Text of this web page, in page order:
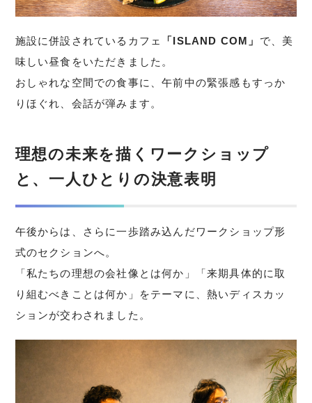
施設に併設されているカフェ 「ISLAND COM」 で、美
味しい昼食をいただきました。
おしゃれな空間での食事に、午前中の緊張感もすっか
りほぐれ、会話が弾みます。
理想の未来を描くワークショップ
と、一人ひとりの決意表明
午後からは、さらに一歩踏み込んだワークショップ形
式のセクションへ。
「私たちの理想の会社像とは何か」「来期具体的に取
り組むべきことは何か」をテーマに、熱いディスカッ
ションが交わされました。